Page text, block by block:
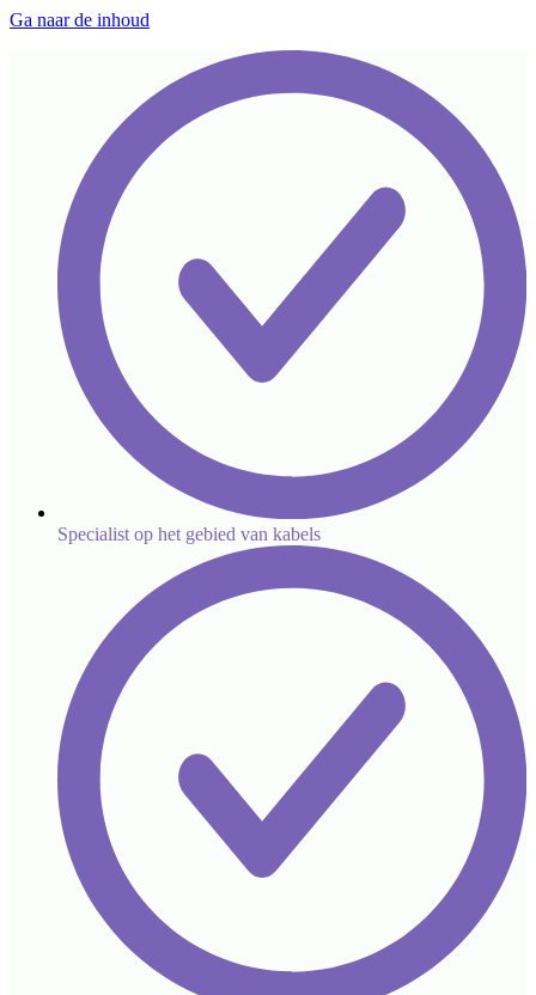
Ga naar de inhoud
Specialist op het gebied van kabels